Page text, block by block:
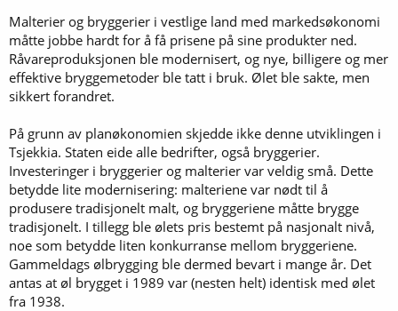
Malterier og bryggerier i vestlige land med markedsøkonomi
måtte jobbe hardt for å få prisene på sine produkter ned.
Råvareproduksjonen ble modernisert, og nye, billigere og mer
effektive bryggemetoder ble tatt i bruk. Ølet ble sakte, men
sikkert forandret.
På grunn av planøkonomien skjedde ikke denne utviklingen i
Tsjekkia. Staten eide alle bedrifter, også bryggerier.
Investeringer i bryggerier og malterier var veldig små. Dette
betydde lite modernisering: malteriene var nødt til å
produsere tradisjonelt malt, og bryggeriene måtte brygge
tradisjonelt. I tillegg ble ølets pris bestemt på nasjonalt nivå,
noe som betydde liten konkurranse mellom bryggeriene.
Gammeldags ølbrygging ble dermed bevart i mange år. Det
antas at øl brygget i 1989 var (nesten helt) identisk med ølet
fra 1938.